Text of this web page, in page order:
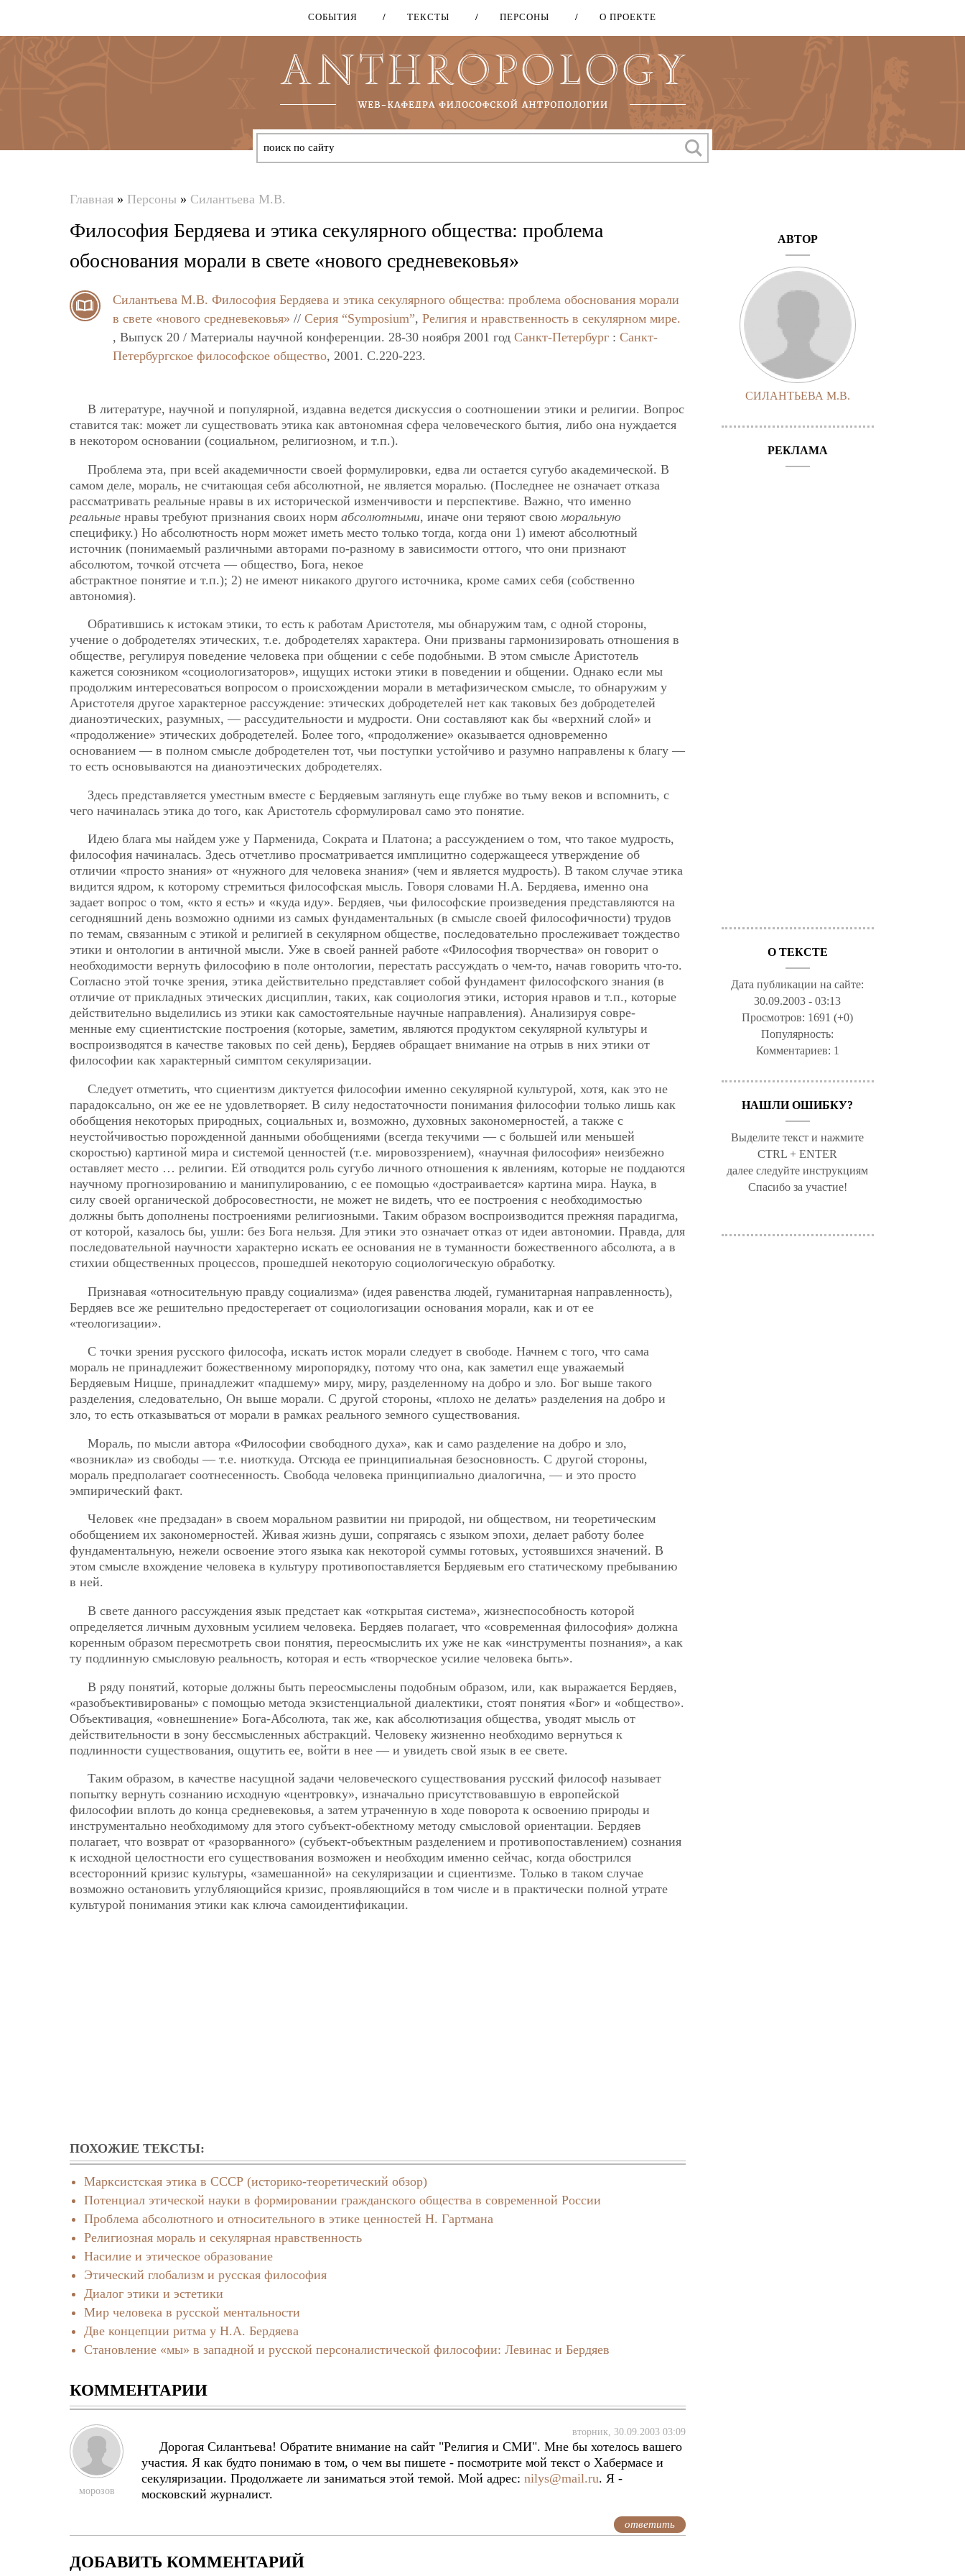
Перейти
основному
содержанию
СОБЫТИЯ ТЕКСТЫ ПЕРСОНЫ О ПРОЕКТЕ
здесь
Главная » Персоны » Силантьева М.В.
Философия Бердяева и этика секулярного общества: проблема
обоснования морали в свете «нового средневековья»
Силантьева М.В. Философия Бердяева и этика секулярного общества: проблема обоснования морали
в свете «нового средневековья» // Серия “Symposium”, Религия и нравственность в секулярном мире.
, Выпуск 20 / Материалы научной конференции. 28-30 ноября 2001 год Санкт-Петербург : Санкт-
Петербургское философское общество, 2001. C.220-223.
В литературе, научной и популярной, издавна ведется дискуссия о соотношении этики и религии. Вопрос
ставится так: может ли существовать этика как автономная сфера человеческого бытия, либо она нуждается
в некотором основании (социальном, религиозном, и т.п.).
Проблема эта, при всей академичности своей формулировки, едва ли остается сугубо академической. В
самом деле, мораль, не считающая себя абсолютной, не является моралью. (Последнее не означает отказа
рассматривать реальные нравы в их исторической изменчивости и перспективе. Важно, что именно
реальные нравы требуют признания своих норм абсолютными, иначе они теряют свою моральную
специфику.) Но абсолютность норм может иметь место только тогда, когда они 1) имеют абсолютный
источник (понимаемый различными авторами по-разному в зависимости оттого, что они признают
абсолютом, точкой отсчета — общество, Бога, некое
абстрактное понятие и т.п.); 2) не имеют никакого другого источника, кроме самих себя (собственно
автономия).
Обратившись к истокам этики, то есть к работам Аристотеля, мы обнаружим там, с одной стороны,
учение о добродетелях этических, т.е. добродетелях характера. Они призваны гармонизировать отношения в
обществе, регулируя поведение человека при общении с себе подобными. В этом смысле Аристотель
кажется союзником «социологизаторов», ищущих истоки этики в поведении и общении. Однако если мы
продолжим интересоваться вопросом о происхождении морали в метафизическом смысле, то обнаружим у
Аристотеля другое характерное рассуждение: этических добродетелей нет как таковых без добродетелей
дианоэтических, разумных, — рассудительности и мудрости. Они составляют как бы «верхний слой» и
«продолжение» этических добродетелей. Более того, «продолжение» оказывается одновременно
основанием — в полном смысле добродетелен тот, чьи поступки устойчиво и разумно направлены к благу —
то есть основываются на дианоэтических добродетелях.
Здесь представляется уместным вместе с Бердяевым заглянуть еще глубже во тьму веков и вспомнить, с
чего начиналась этика до того, как Аристотель сформулировал само это понятие.
Идею блага мы найдем уже у Парменида, Сократа и Платона; а рассуждением о том, что такое мудрость,
философия начиналась. Здесь отчетливо просматривается имплицитно содержащееся утверждение об
отличии «просто знания» от «нужного для человека знания» (чем и является мудрость). В таком случае этика
видится ядром, к которому стремиться философская мысль. Говоря словами Н.А. Бердяева, именно она
задает вопрос о том, «кто я есть» и «куда иду». Бердяев, чьи философские произведения представляются на
сегодняшний день возможно одними из самых фундаментальных (в смысле своей философичности) трудов
по темам, связанным с этикой и религией в секулярном обществе, последовательно прослеживает тождество
этики и онтологии в античной мысли. Уже в своей ранней работе «Философия творчества» он говорит о
необходимости вернуть философию в поле онтологии, перестать рассуждать о чем-то, начав говорить что-то.
Согласно этой точке зрения, этика действительно представляет собой фундамент философского знания (в
отличие от прикладных этических дисциплин, таких, как социология этики, история нравов и т.п., которые
действительно выделились из этики как самостоятельные научные направления). Анализируя совре-
менные ему сциентистские построения (которые, заметим, являются продуктом секулярной культуры и
воспроизводятся в качестве таковых по сей день), Бердяев обращает внимание на отрыв в них этики от
философии как характерный симптом секуляризации.
Следует отметить, что сциентизм диктуется философии именно секулярной культурой, хотя, как это не
парадоксально, он же ее не удовлетворяет. В силу недостаточности понимания философии только лишь как
обобщения некоторых природных, социальных и, возможно, духовных закономерностей, а также с
неустойчивостью порожденной данными обобщениями (всегда текучими — с большей или меньшей
скоростью) картиной мира и системой ценностей (т.е. мировоззрением), «научная философия» неизбежно
оставляет место … религии. Ей отводится роль сугубо личного отношения к явлениям, которые не поддаются
научному прогнозированию и манипулированию, с ее помощью «достраивается» картина мира. Наука, в
силу своей органической добросовестности, не может не видеть, что ее построения с необходимостью
должны быть дополнены построениями религиозными. Таким образом воспроизводится прежняя парадигма,
от которой, казалось бы, ушли: без Бога нельзя. Для этики это означает отказ от идеи автономии. Правда, для
последовательной научности характерно искать ее основания не в туманности божественного абсолюта, а в
стихии общественных процессов, прошедшей некоторую социологическую обработку.
Признавая «относительную правду социализма» (идея равенства людей, гуманитарная направленность),
Бердяев все же решительно предостерегает от социологизации основания морали, как и от ее
«теологизации».
С точки зрения русского философа, искать исток морали следует в свободе. Начнем с того, что сама
мораль не принадлежит божественному миропорядку, потому что она, как заметил еще уважаемый
Бердяевым Ницше, принадлежит «падшему» миру, миру, разделенному на добро и зло. Бог выше такого
разделения, следовательно, Он выше морали. С другой стороны, «плохо не делать» разделения на добро и
зло, то есть отказываться от морали в рамках реального земного существования.
Мораль, по мысли автора «Философии свободного духа», как и само разделение на добро и зло,
«возникла» из свободы — т.е. ниоткуда. Отсюда ее принципиальная безосновность. С другой стороны,
мораль предполагает соотнесенность. Свобода человека принципиально диалогична, — и это просто
эмпирический факт.
Человек «не предзадан» в своем моральном развитии ни природой, ни обществом, ни теоретическим
обобщением их закономерностей. Живая жизнь души, сопрягаясь с языком эпохи, делает работу более
фундаментальную, нежели освоение этого языка как некоторой суммы готовых, устоявшихся значений. В
этом смысле вхождение человека в культуру противопоставляется Бердяевым его статическому пребыванию
в ней.
В свете данного рассуждения язык предстает как «открытая система», жизнеспособность которой
определяется личным духовным усилием человека. Бердяев полагает, что «современная философия» должна
коренным образом пересмотреть свои понятия, переосмыслить их уже не как «инструменты познания», а как
ту подлинную смысловую реальность, которая и есть «творческое усилие человека быть».
В ряду понятий, которые должны быть переосмыслены подобным образом, или, как выражается Бердяев,
«разобъективированы» с помощью метода экзистенциальной диалектики, стоят понятия «Бог» и «общество».
Объективация, «овнешнение» Бога-Абсолюта, так же, как абсолютизация общества, уводят мысль от
действительности в зону бессмысленных абстракций. Человеку жизненно необходимо вернуться к
подлинности существования, ощутить ее, войти в нее — и увидеть свой язык в ее свете.
Таким образом, в качестве насущной задачи человеческого существования русский философ называет
попытку вернуть сознанию исходную «центровку», изначально присутствовавшую в европейской
философии вплоть до конца средневековья, а затем утраченную в ходе поворота к освоению природы и
инструментально необходимому для этого субъект-обектному методу смысловой ориентации. Бердяев
полагает, что возврат от «разорванного» (субъект-объектным разделением и противопоставлением) сознания
к исходной целостности его существования возможен и необходим именно сейчас, когда обострился
всесторонний кризис культуры, «замешанной» на секуляризации и сциентизме. Только в таком случае
возможно остановить углубляющийся кризис, проявляющийся в том числе и в практически полной утрате
культурой понимания этики как ключа самоидентификации.
ПОХОЖИЕ ТЕКСТЫ:
Марксистская этика в СССР (историко-теоретический обзор)
Потенциал этической науки в формировании гражданского общества в современной России
Проблема абсолютного и относительного в этике ценностей Н. Гартмана
Религиозная мораль и секулярная нравственность
Насилие и этическое образование
Этический глобализм и русская философия
Диалог этики и эстетики
Мир человека в русской ментальности
Две концепции ритма у Н.А. Бердяева
Становление «мы» в западной и русской персоналистической философии: Левинас и Бердяев
КОММЕНТАРИИ
морозов
вторник, 30.09.2003 03:09
Дорогая Силантьева! Обратите внимание на сайт "Религия и СМИ". Мне бы хотелось вашего
участия. Я как будто понимаю в том, о чем вы пишете - посмотрите мой текст о Хабермасе и
секуляризации. Продолжаете ли заниматься этой темой. Мой адрес: nilys@mail.ru. Я -
московский журналист.
ответить
ДОБАВИТЬ КОММЕНТАРИЙ
АВТОР
СИЛАНТЬЕВА М.В.
РЕКЛАМА
О ТЕКСТЕ
Дата публикации на сайте:
30.09.2003 - 03:13
Просмотров: 1691 (+0)
Популярность:
Комментариев: 1
НАШЛИ ОШИБКУ?
Выделите текст и нажмите
CTRL + ENTER
далее следуйте инструкциям
Спасибо за участие!